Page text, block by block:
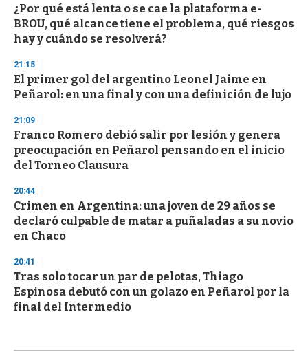
¿Por qué está lenta o se cae la plataforma e-
BROU, qué alcance tiene el problema, qué riesgos
hay y cuándo se resolverá?
21:15
El primer gol del argentino Leonel Jaime en
Peñarol: en una final y con una definición de lujo
21:09
Franco Romero debió salir por lesión y genera
preocupación en Peñarol pensando en el inicio
del Torneo Clausura
20:44
Crimen en Argentina: una joven de 29 años se
declaró culpable de matar a puñaladas a su novio
en Chaco
20:41
Tras solo tocar un par de pelotas, Thiago
Espinosa debutó con un golazo en Peñarol por la
final del Intermedio